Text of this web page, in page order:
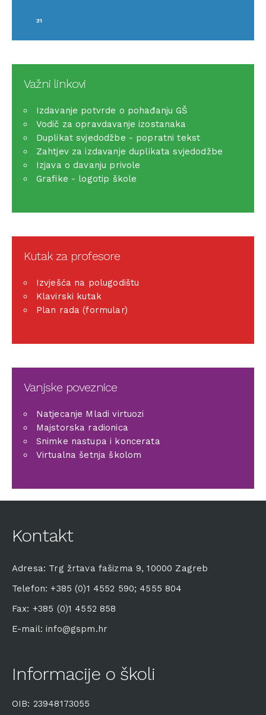
31
Važni linkovi
Izdavanje potvrde o pohađanju GŠ
Vodič za opravdavanje izostanaka
Duplikat svjedodžbe - popratni tekst
Zahtjev za izdavanje duplikata svjedodžbe
Izjava o davanju privole
Grafike - logotip škole
Kutak za profesore
Izvješća na polugodištu
Klavirski kutak
Plan rada (formular)
Vanjske poveznice
Natjecanje Mladi virtuozi
Majstorska radionica
Snimke nastupa i koncerata
Virtualna šetnja školom
Kontakt
Adresa: Trg žrtava fašizma 9, 10000 Zagreb
Telefon: +385 (0)1 4552 590; 4555 804
Fax: +385 (0)1 4552 858
E-mail: info@gspm.hr
Informacije o školi
OIB: 23948173055